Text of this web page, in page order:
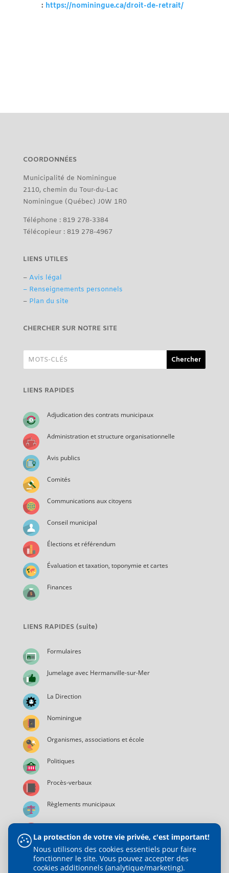
: https://nominingue.ca/droit-de-retrait/
COORDONNÉES
Municipalité de Nominingue
2110, chemin du Tour-du-Lac
Nominingue (Québec) J0W 1R0
Téléphone : 819 278-3384
Télécopieur : 819 278-4967
LIENS UTILES
– Avis légal
– Renseignements personnels
– Plan du site
CHERCHER SUR NOTRE SITE
LIENS RAPIDES
Adjudication des contrats municipaux
Administration et structure organisationnelle
Avis publics
Comités
Communications aux citoyens
Conseil municipal
Élections et référendum
Évaluation et taxation, toponymie et cartes
Finances
LIENS RAPIDES (suite)
Formulaires
Jumelage avec Hermanville-sur-Mer
La Direction
Nominingue
Organismes, associations et école
Politiques
Procès-verbaux
Règlements municipaux
Services municipaux
La protection de votre vie privée, c'est important!
Nous utilisons des cookies essentiels pour faire
fonctionner le site. Vous pouvez accepter des
cookies additionnels (analytique/marketing).